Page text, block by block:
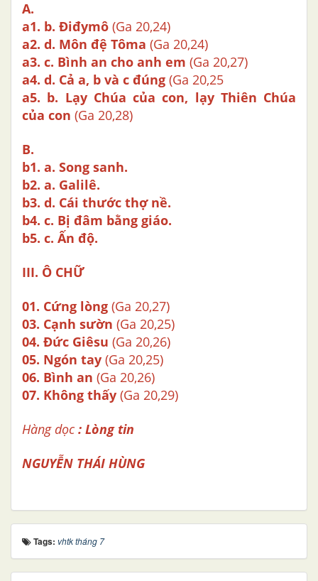
A.
a1. b. Điđymô (Ga 20,24)
a2. d. Môn đệ Tôma (Ga 20,24)
a3. c. Bình an cho anh em (Ga 20,27)
a4. d. Cả a, b và c đúng (Ga 20,25
a5. b. Lạy Chúa của con, lạy Thiên Chúa
của con (Ga 20,28)
B.
b1. a. Song sanh.
b2. a. Galilê.
b3. d. Cái thước thợ nề.
b4. c. Bị đâm bằng giáo.
b5. c. Ấn độ.
III. Ô CHỮ
01. Cứng lòng (Ga 20,27)
03. Cạnh sườn (Ga 20,25)
04. Đức Giêsu (Ga 20,26)
05. Ngón tay (Ga 20,25)
06. Bình an (Ga 20,26)
07. Không thấy (Ga 20,29)
Hàng dọc : Lòng tin
NGUYỄN THÁI HÙNG
Tags: vhtk tháng 7